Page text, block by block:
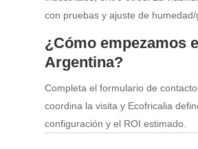
con pruebas y ajuste de
¿Cómo empezamos
Argentina?
Completa el formulario de
coordina la visita y Ecofricalia
configuración y el ROI estimado.